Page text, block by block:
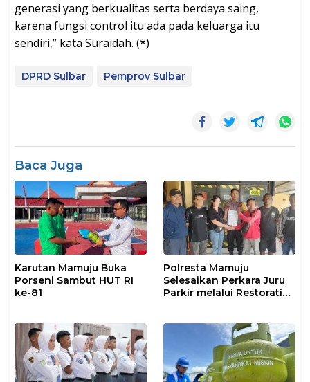
generasi yang berkualitas serta berdaya saing,
karena fungsi control itu ada pada keluarga itu
sendiri,” kata Suraidah. (*)
DPRD Sulbar Pemprov Sulbar
Baca Juga
Karutan Mamuju Buka
Porseni Sambut HUT RI
ke-81
Polresta Mamuju
Selesaikan Perkara Juru
Parkir melalui Restorative